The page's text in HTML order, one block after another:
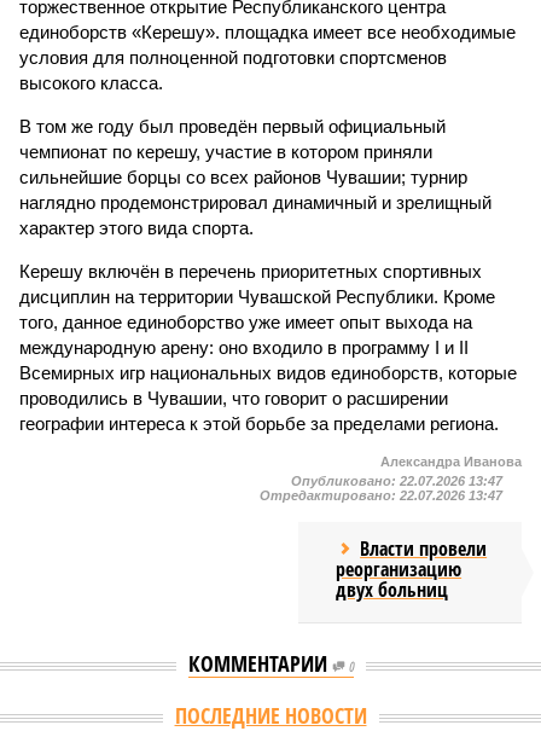
торжественное открытие Республиканского центра
единоборств «Керешу». площадка имеет все необходимые
условия для полноценной подготовки спортсменов
высокого класса.
В том же году был проведён первый официальный
чемпионат по керешу, участие в котором приняли
сильнейшие борцы со всех районов Чувашии; турнир
наглядно продемонстрировал динамичный и зрелищный
характер этого вида спорта.
Керешу включён в перечень приоритетных спортивных
дисциплин на территории Чувашской Республики. Кроме
того, данное единоборство уже имеет опыт выхода на
международную арену: оно входило в программу I и II
Всемирных игр национальных видов единоборств, которые
проводились в Чувашии, что говорит о расширении
географии интереса к этой борьбе за пределами региона.
Александра Иванова
Опубликовано: 22.07.2026 13:47
Отредактировано: 22.07.2026 13:47
Власти провели
реорганизацию
двух больниц
КОММЕНТАРИИ 0
ПОСЛЕДНИЕ НОВОСТИ